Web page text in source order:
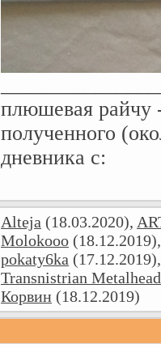
плюшевая райчу
полученного
дневника с:
Alteja (18.03.2020),
Molokooo
pokaty6ka
Transnistrian Metalhead
Корвин (18.12.2019)